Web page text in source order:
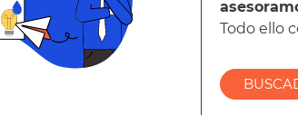
Todo ello